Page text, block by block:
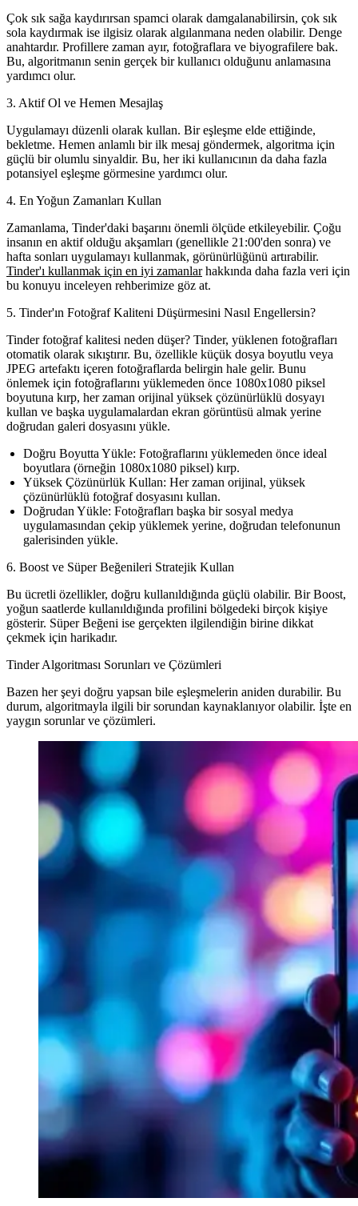
Çok sık sağa kaydırırsan spamci olarak damgalanabilirsin, çok sık
sola kaydırmak ise ilgisiz olarak algılanmana neden olabilir. Denge
anahtardır. Profillere zaman ayır, fotoğraflara ve biyografilere bak.
Bu, algoritmanın senin gerçek bir kullanıcı olduğunu anlamasına
yardımcı olur.
3. Aktif Ol ve Hemen Mesajlaş
Uygulamayı düzenli olarak kullan. Bir eşleşme elde ettiğinde,
bekletme. Hemen anlamlı bir ilk mesaj göndermek, algoritma için
güçlü bir olumlu sinyaldir. Bu, her iki kullanıcının da daha fazla
potansiyel eşleşme görmesine yardımcı olur.
4. En Yoğun Zamanları Kullan
Zamanlama, Tinder'daki başarını önemli ölçüde etkileyebilir. Çoğu
insanın en aktif olduğu akşamları (genellikle 21:00'den sonra) ve
hafta sonları uygulamayı kullanmak, görünürlüğünü artırabilir.
Tinder'ı kullanmak için en iyi zamanlarhakkında daha fazla veri için
bu konuyu inceleyen rehberimize göz at.
5. Tinder'ın Fotoğraf Kaliteni Düşürmesini Nasıl Engellersin?
Tinder fotoğraf kalitesi neden düşer? Tinder, yüklenen fotoğrafları
otomatik olarak sıkıştırır. Bu, özellikle küçük dosya boyutlu veya
JPEG artefaktı içeren fotoğraflarda belirgin hale gelir. Bunu
önlemek için fotoğraflarını yüklemeden önce 1080x1080 piksel
boyutuna kırp, her zaman orijinal yüksek çözünürlüklü dosyayı
kullan ve başka uygulamalardan ekran görüntüsü almak yerine
doğrudan galeri dosyasını yükle.
Doğru Boyutta Yükle: Fotoğraflarını yüklemeden önce ideal
boyutlara (örneğin 1080x1080 piksel) kırp.
Yüksek Çözünürlük Kullan: Her zaman orijinal, yüksek
çözünürlüklü fotoğraf dosyasını kullan.
Doğrudan Yükle: Fotoğrafları başka bir sosyal medya
uygulamasından çekip yüklemek yerine, doğrudan telefonunun
galerisinden yükle.
6. Boost ve Süper Beğenileri Stratejik Kullan
Bu ücretli özellikler, doğru kullanıldığında güçlü olabilir. Bir Boost,
yoğun saatlerde kullanıldığında profilini bölgedeki birçok kişiye
gösterir. Süper Beğeni ise gerçekten ilgilendiğin birine dikkat
çekmek için harikadır.
Tinder Algoritması Sorunları ve Çözümleri
Bazen her şeyi doğru yapsan bile eşleşmelerin aniden durabilir. Bu
durum, algoritmayla ilgili bir sorundan kaynaklanıyor olabilir. İşte en
yaygın sorunlar ve çözümleri.